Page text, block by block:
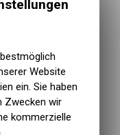
Website
ein. Sie haben
Zwecken wir
kommerzielle